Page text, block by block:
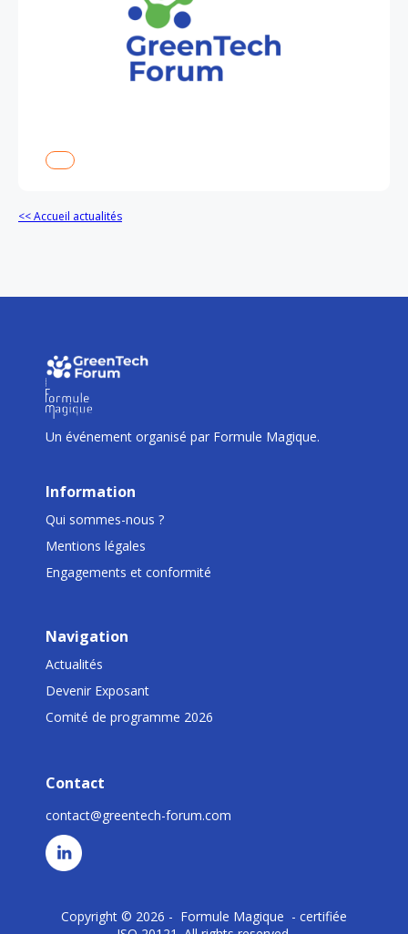
<< Accueil actualités
III
Un événement organisé par Formule Magique.
Information
Qui sommes-nous ?
Mentions légales
Engagements et conformité
Navigation
Actualités
Devenir Exposant
Comité de programme 2026
Contact
contact@greentech-forum.com
Copyright © 2026 - Formule Magique - certifiée